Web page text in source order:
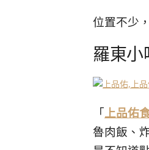
位置不少
羅東小
「上品佑
魯肉飯、